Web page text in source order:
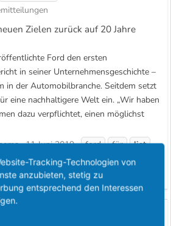
Zielen zurück auf 20 Jahre
Ford den ersten
in seiner Unternehmensgeschichte –
in der Automobilbranche. Seitdem setzt
eine nachhaltigere Welt ein. „Wir haben
dazu verpflichtet, einen möglichst
11 Juni 2019 ford für
list
Antworten: 0 Forum:News und
Tracking-Technologien von
anzubieten, stetig zu
entsprechend den Interessen